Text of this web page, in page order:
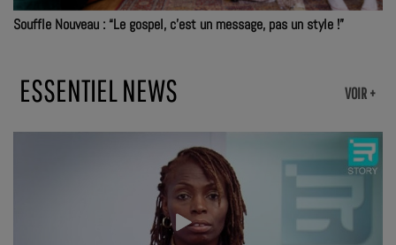
Souffle Nouveau : “Le gospel, c'est un message, pas un style !”
VOIR +
ESSENTIEL NEWS